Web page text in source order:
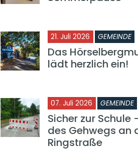
21. Juli 2026 GEMEINDE
Das
lädt herzlich ein!
07. Juli 2026 GEMEINDE
Sicher zur Schule
des Gehwegs an
Ringstraße